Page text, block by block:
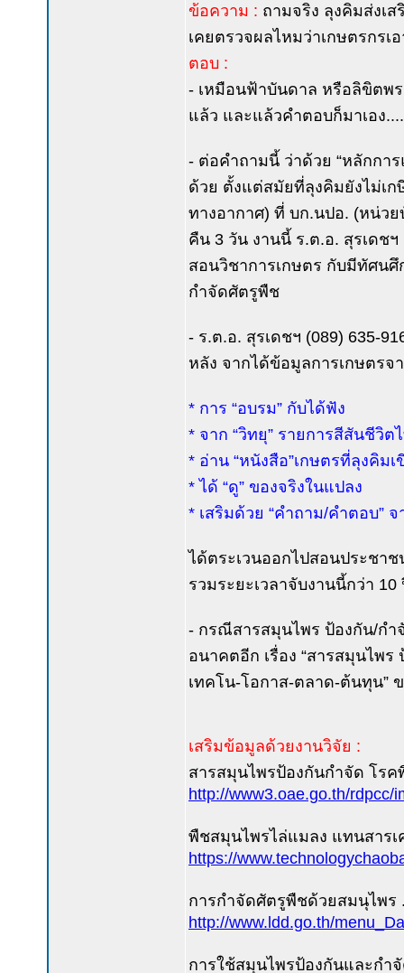
ข้อความ : ถามจริง ลุงคิมส่งเ
เคยตรวจผลไหมว่าเกษตรกร
ตอบ :
- เหมือนฟ้าบันดาล หรือลิขิตพ
แล้ว และแล้วคำตอบก็มาเอง....
- ต่อคำถามนี้ ว่าด้วย “หลักกา
ด้วย ตั้งแต่สมัยที่ลุงคิมยังไม่เ
ทางอากาศ) ที่ บก.นปอ. (หน่ว
คืน 3 วัน งานนี้ ร.ต.อ. สุรเดช
สอนวิชาการเกษตร กับมีทัศนศึ
กำจัดศัตรูพืช
- ร.ต.อ. สุรเดชฯ (089) 635-
หลัง จากได้ข้อมูลการเกษตรจ
* การ “อบรม” กับได้ฟัง
* จาก “วิทยุ” รายการสีสันชีวิต
* อ่าน “หนังสือ”เกษตรที่ลุงคิม
* ได้ “ดู” ของจริงในแปลง
* เสริมด้วย “คำถาม/คำตอบ”
ได้ตระเวนออกไปสอนประชา
รวมระยะเวลาจับงานนี้กว่า 10
- กรณีสารสมุนไพร ป้องกัน/ก
อนาคตอีก เรื่อง “สารสมุนไพร
เทคโน-โอกาส-ตลาด-ต้นทุน”
เสริมข้อมูลด้วยงานวิจัย :
สารสมุนไพรป้องกันกำจัด โร
http://www3.oae.go.th/rdpcc/
พืชสมุนไพรไล่แมลง แทนสาร
https://
การกำจัดศัตรูพืชด้วยสมนุไพ
http://www.ldd.go.th/
การใช้สมุนไพรป้องกันและกำ